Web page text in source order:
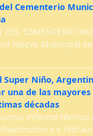
Cementerio
DEL CEMENTERIO
Nuevo Municipal
Super Niño,
una de las mayores
décadas
informe técnico
e